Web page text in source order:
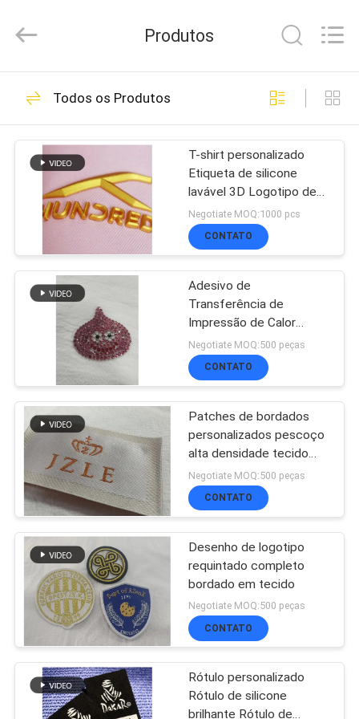
CASA
PRODUTOS
QUEM
FÁBRICA
CONTROLE
DE
QUALIDADE
FALE
CONOSCO
NOTÍCIAS
TODOS
OS
CASOS
T&K
Remendos feitos
sob encomenda da
roupa
291
personalizado
patches bordados
79
Etiquetas da roupa
da transferência
térmica
179
Etiquetas de
serigrafia
Produtos
Todos os Produtos
T-shirt personalizado
Etiqueta de silicone
lavável 3D Logotipo de
silicone macio
Transferência de calor
Emblema de silicone
Negotiate MOQ:1000 pcs
CONTATO
Adesivo de
Transferência de
Impressão de Calor
Personalizado com
Logotipo de Strass Alto
para Camisetas,
Negotiate MOQ:500 peças
CONTATO
Patches de bordados
personalizados pescoço
alta densidade tecido
etiquetas de luxo para
sapatos
Negotiate MOQ:500 peças
CONTATO
Desenho de logotipo
requintado completo
bordado em tecido
Negotiate MOQ:500 peças
CONTATO
Rótulo personalizado
Rótulo de silicone
brilhante Rótulo de